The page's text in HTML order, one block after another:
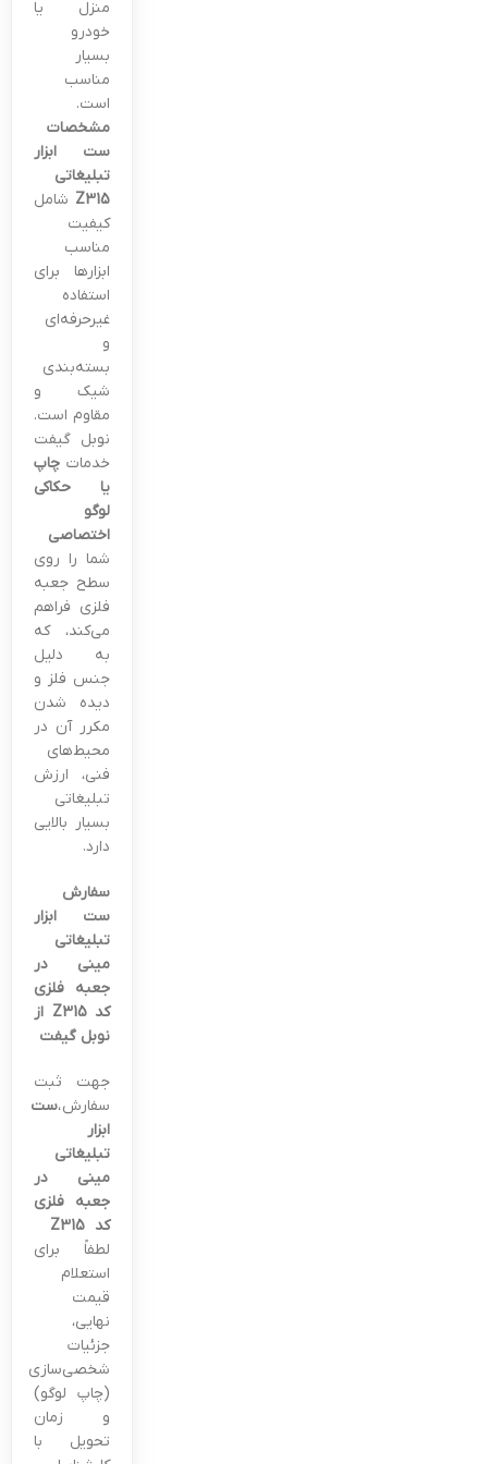
منزل یا
خودرو
بسیار
مناسب
است.
مشخصات
ست ابزار
تبلیغاتی
Z315 شامل
کیفیت
مناسب
ابزارها برای
استفاده
غیرحرفه‌ای
و
بسته‌بندی
شیک و
مقاوم است.
نوبل گیفت
خدمات چاپ
یا حکاکی
لوگو
اختصاصی
شما را روی
سطح جعبه
فلزی فراهم
می‌کند، که
به دلیل
جنس فلز و
دیده شدن
مکرر آن در
محیط‌های
فنی، ارزش
تبلیغاتی
بسیار بالایی
دارد.
سفارش
ست ابزار
تبلیغاتی
مینی در
جعبه فلزی
کد Z315 از
نوبل گیفت
جهت ثبت
سفارش،ست
ابزار
تبلیغاتی
مینی در
جعبه فلزی
کد Z315
لطفاً برای
استعلام
قیمت
نهایی،
جزئیات
شخصی‌سازی
(چاپ لوگو)
و زمان
تحویل با